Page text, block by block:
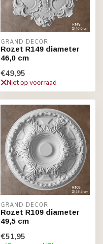
GRAND DECOR
Rozet R149 diameter
46,0 cm
€49,95
Niet op voorraad
GRAND DECOR
Rozet R109 diameter
49,5 cm
€51,95